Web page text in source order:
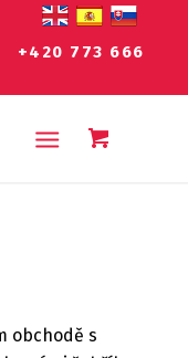
+420 773 666
obchodě s